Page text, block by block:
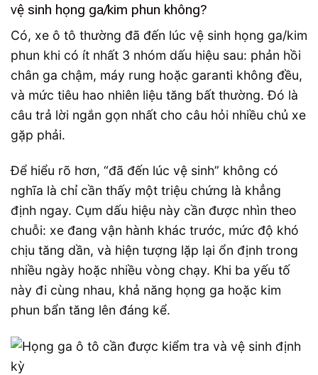
vệ sinh họng ga/kim phun không?
Có, xe ô tô thường đã đến lúc vệ sinh họng ga/kim
phun khi có ít nhất 3 nhóm dấu hiệu sau: phản hồi
chân ga chậm, máy rung hoặc garanti không đều,
và mức tiêu hao nhiên liệu tăng bất thường. Đó là
câu trả lời ngắn gọn nhất cho câu hỏi nhiều chủ xe
gặp phải.
Để hiểu rõ hơn, “đã đến lúc vệ sinh” không có
nghĩa là chỉ cần thấy một triệu chứng là khẳng
định ngay. Cụm dấu hiệu này cần được nhìn theo
chuỗi: xe đang vận hành khác trước, mức độ khó
chịu tăng dần, và hiện tượng lặp lại ổn định trong
nhiều ngày hoặc nhiều vòng chạy. Khi ba yếu tố
này đi cùng nhau, khả năng họng ga hoặc kim
phun bẩn tăng lên đáng kể.